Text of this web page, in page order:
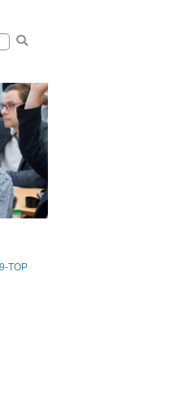
TOP